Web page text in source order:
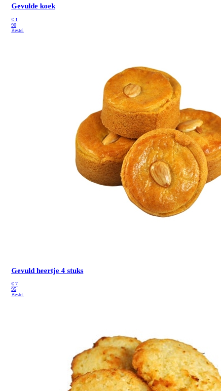
Gevulde koek
€ 1
90
Bestel
Gevuld heertje 4 stuks
€ 7
95
Bestel